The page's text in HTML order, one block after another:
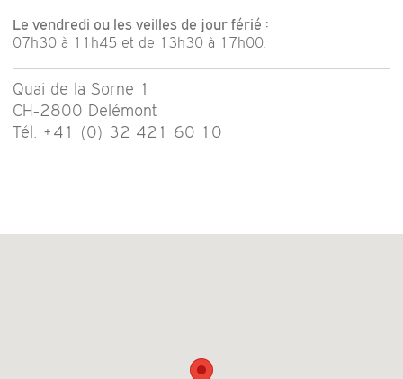
Le vendredi ou les veilles de jour férié :
07h30 à 11h45 et de 13h30 à 17h00.
Quai de la Sorne 1
CH-2800 Delémont
Tél. +41 (0) 32 421 60 10